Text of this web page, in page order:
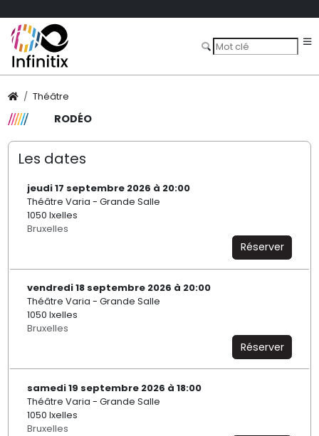
Théâtre
RODÉO
Les dates
jeudi 17 septembre 2026 à 20:00
Théâtre Varia - Grande Salle
1050 Ixelles
Bruxelles
Réserver
vendredi 18 septembre 2026 à 20:00
Théâtre Varia - Grande Salle
1050 Ixelles
Bruxelles
Réserver
samedi 19 septembre 2026 à 18:00
Théâtre Varia - Grande Salle
1050 Ixelles
Bruxelles